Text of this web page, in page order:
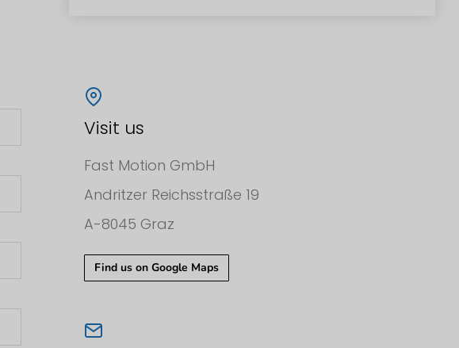
Visit us
Fast Motion GmbH
Andritzer Reichsstraße 19
A-8045 Graz
Find us on Google Maps